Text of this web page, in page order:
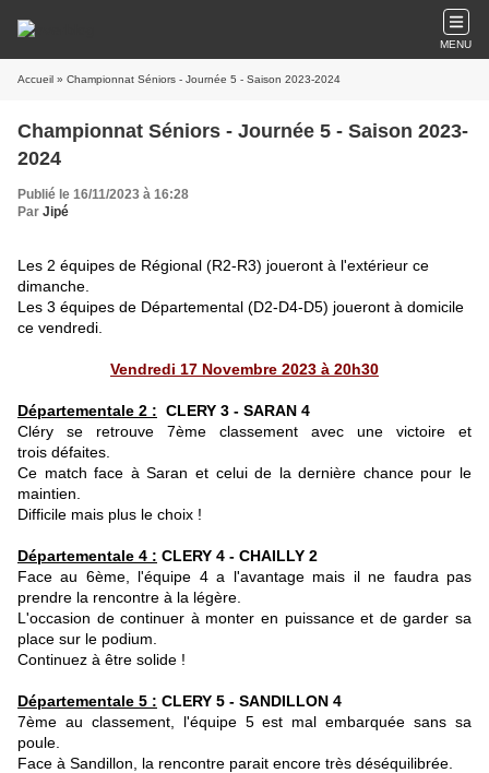
MENU
Accueil » Championnat Séniors - Journée 5 - Saison 2023-2024
Championnat Séniors - Journée 5 - Saison 2023-
2024
Publié le 16/11/2023 à 16:28
Par Jipé
Les 2 équipes de Régional (R2-R3) joueront à l'extérieur ce
dimanche.
Les 3 équipes de Départemental (D2-D4-D5) joueront à domicile
ce vendredi.
Vendredi 17 Novembre 2023 à 20h30
Départementale 2 : CLERY 3 - SARAN 4
Cléry se retrouve 7ème classement avec une victoire et
trois défaites.
Ce match face à Saran et celui de la dernière chance pour le
maintien.
Difficile mais plus le choix !
Départementale 4 : CLERY 4 - CHAILLY 2
Face au 6ème, l'équipe 4 a l'avantage mais il ne faudra pas
prendre la rencontre à la légère.
L'occasion de continuer à monter en puissance et de garder sa
place sur le podium.
Continuez à être solide !
Départementale 5 : CLERY 5 - SANDILLON 4
7ème au classement, l'équipe 5 est mal embarquée sans sa
poule.
Face à Sandillon, la rencontre parait encore très déséquilibrée.